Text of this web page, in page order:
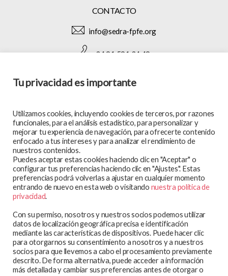
CONTACTO
info@sedra-fpfe.org
+34 91 591 34 49
SÍGUENOS EN:
MAPA WEB
En qué trabajamos
Te atendemos
Participa y colabora
Observatorio
Aviso legal
Política de privacidad
Política de cookies
Tu privacidad es importante
Utilizamos cookies, incluyendo cookies de terceros, por razones
funcionales, para el análisis estadístico, para personalizar y
mejorar tu experiencia de navegación, para ofrecerte contenido
enfocado a tus intereses y para analizar el rendimiento de
nuestros contenidos.
Puedes aceptar estas cookies haciendo clic en "Aceptar" o
configurar tus preferencias haciendo clic en "Ajustes". Estas
preferencias podrá volverlas a ajustar en cualquier momento
entrando de nuevo en esta web o visitando nuestra política de
privacidad.
Con su permiso, nosotros y nuestros socios podemos utilizar
datos de localización geográfica precisa e identificación
mediante las características de dispositivos. Puede hacer clic
para otorgarnos su consentimiento a nosotros y a nuestros
socios para que llevemos a cabo el procesamiento previamente
descrito. De forma alternativa, puede acceder a información
más detallada y cambiar sus preferencias antes de otorgar o